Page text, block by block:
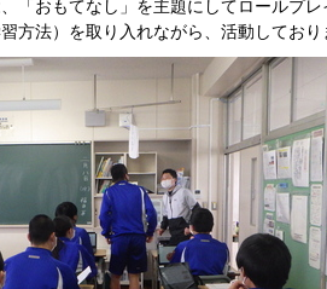
「おもてなし」を主題にしてロールプ
方法）を取り入れながら、活動しており